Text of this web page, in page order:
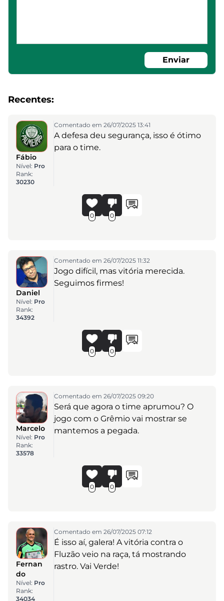
Enviar
Recentes:
Fábio
Nível: Pro
Rank:
30230
Comentado em 26/07/2025 13:41
A defesa deu segurança, isso é ótimo
para o time.
0 0
Daniel
Nível: Pro
Rank:
34392
Comentado em 26/07/2025 11:32
Jogo difícil, mas vitória merecida.
Seguimos firmes!
0 0
Marcelo
Nível: Pro
Rank:
33578
Comentado em 26/07/2025 09:20
Será que agora o time aprumou? O
jogo com o Grêmio vai mostrar se
mantemos a pegada.
0 0
Fernan
do
Nível: Pro
Rank:
34034
Comentado em 26/07/2025 07:12
É isso aí, galera! A vitória contra o
Fluzão veio na raça, tá mostrando
rastro. Vai Verde!